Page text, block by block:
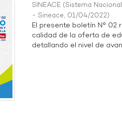
SINEACE (Sistema
- Sineace, 01/04/2022)
El presente boletín N°
calidad de la oferta de
detallando el nivel de